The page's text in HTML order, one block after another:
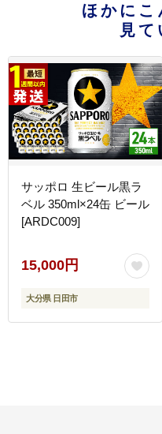
ほかにこ
見て
サッポロ 生ビール黒ラ
ベル 350ml×24缶 ビール
[ARDC009]
15,000円
大分県 日田市